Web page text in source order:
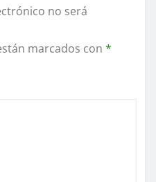
no será
marcados con *